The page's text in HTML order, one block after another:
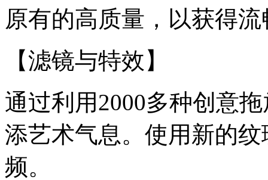
原有的高质量，以获得
【滤镜与特效】
通过利用2000多种创意
添艺术气息。使用新的
频。